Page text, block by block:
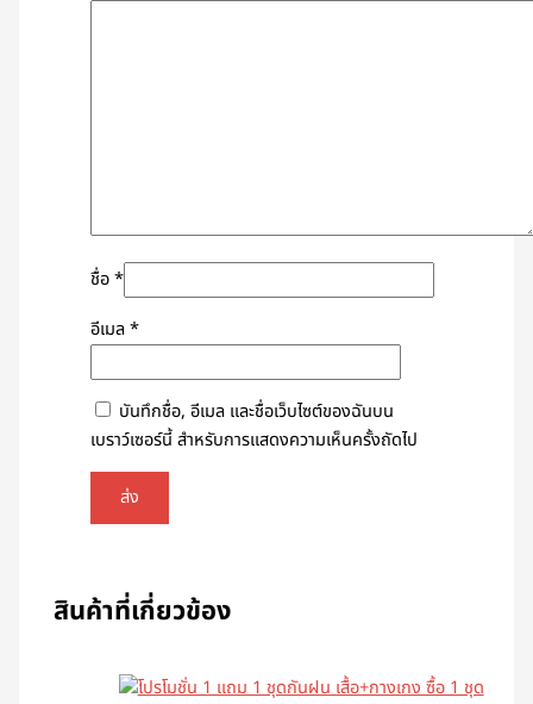
ชื่อ*
อีเมล*
บันทึกชื่อ, อีเมล และชื่อเว็บไซต์ของฉันบน
เบราว์เซอร์นี้ สำหรับการแสดงความเห็นครั้งถัดไป
สินค้าที่เกี่ยวข้อง